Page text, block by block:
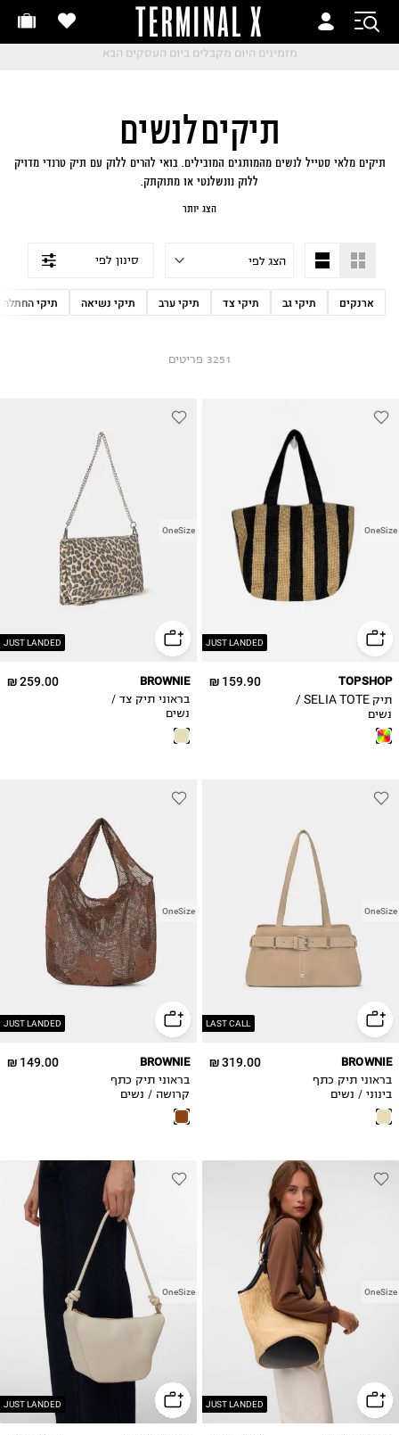
TERMINAL X
החלפות והחזרות בקליקהחלפות והחזרות בקליקעם שליח עד הבית!
תיקים לנשים
תיקים מלאי סטייל לנשים מהמותגים המובילים. בואי להרים ללוק עם תיק טרנדי מדויק
ללוק נונשלנטי או מתוקתק.
הצג יותר
סינון לפי
ארנקים תיקי גב תיקי צד תיקי ערב תיקי נשיאה תיקי החתלה
3251 פריטים
JUST LANDED
OneSize
159.90 ₪ TOPSHOP
תיק SELIA TOTE /
נשים
JUST LANDED
OneSize
259.00 ₪ BROWNIE
בראוני תיק צד /
נשים
LAST CALL
OneSize
319.00 ₪ BROWNIE
בראוני תיק כתף
בינוני / נשים
JUST LANDED
OneSize
149.00 ₪ BROWNIE
בראוני תיק כתף
קרושה / נשים
JUST LANDED
OneSize
JUST LANDED
OneSize